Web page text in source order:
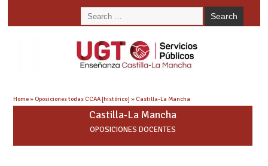
Home» Oposiciones todas CCAA [histórico] » Castilla-La Mancha
Castilla-La Mancha
OPOSICIONES DOCENTES